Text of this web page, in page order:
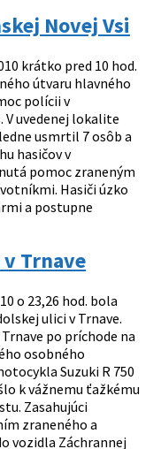
Novej Vsi
krátko pred 10 hod.
útvaru hlavného
polícii v
V uvedenej lokalite
usmrtil 7 osôb a
hasičov v
pomoc zraneným
Hasiči úzko
a postupne
Trnave
o 23,26 hod. bola
ulici v Trnave.
po príchode na
osobného
Suzuki R 750
k vážnemu ťažkému
Zasahujúci
zraneného a
vozidla Záchrannej